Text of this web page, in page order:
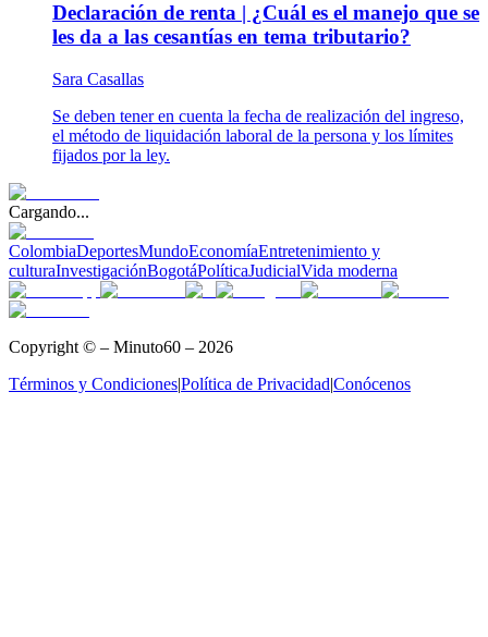
Declaración de renta | ¿Cuál es el manejo que se
les da a las cesantías en tema tributario?
Sara Casallas
Se deben tener en cuenta la fecha de realización del ingreso,
el método de liquidación laboral de la persona y los límites
fijados por la ley.
Cargando...
ColombiaDeportesMundoEconomíaEntretenimiento y
culturaInvestigaciónBogotáPolíticaJudicialVida moderna
Copyright © – Minuto60 – 2026
Términos y Condiciones|Política de Privacidad|Conócenos